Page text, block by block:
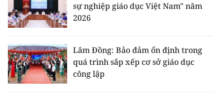
sự nghiệp giáo dục Việt Nam" năm
2026
Lâm Đồng: Bảo đảm ổn định trong
quá trình sắp xếp cơ sở giáo dục
công lập